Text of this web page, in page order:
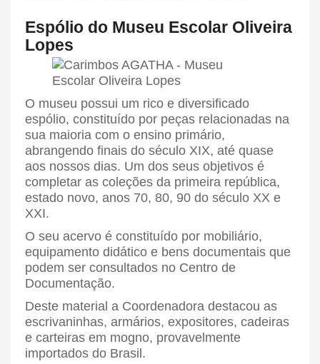
Espólio do Museu Escolar Oliveira
Lopes
O museu possui um rico e diversificado
espólio, constituído por peças relacionadas na
sua maioria com o ensino primário,
abrangendo finais do século XIX, até quase
aos nossos dias. Um dos seus objetivos é
completar as coleções da primeira república,
estado novo, anos 70, 80, 90 do século XX e
XXI.
O seu acervo é constituído por mobiliário,
equipamento didático e bens documentais que
podem ser consultados no Centro de
Documentação.
Deste material a Coordenadora destacou as
escrivaninhas, armários, expositores, cadeiras
e carteiras em mogno, provavelmente
importados do Brasil.